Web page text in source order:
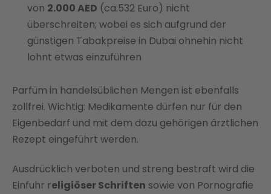
von 2.000 AED (ca.532 Euro) nicht
überschreiten; wobei es sich aufgrund der
günstigen Tabakpreise in Dubai ohnehin nicht
lohnt etwas einzuführen
Parfüm in handelsüblichen Mengen ist ebenfalls
zollfrei. Wichtig: Medikamente dürfen nur für den
Eigenbedarf und mit dem dazu gehörigen ärztlichen
Rezept eingeführt werden.
Ausdrücklich verboten und streng bestraft wird die
Einfuhr religiöser Schriften sowie von Pornografie